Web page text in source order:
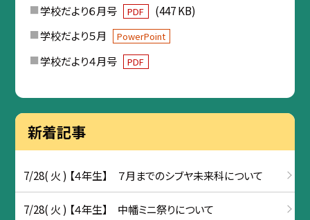
学校だより６月号
PDF
(447 KB)
学校だより５月
PowerPoint
学校だより４月号 PDF
新着記事
7/28( 火 ) 【４年生】 ７月までのシブヤ未来科について
7/28( 火 ) 【４年生】 中幡ミニ祭りについて